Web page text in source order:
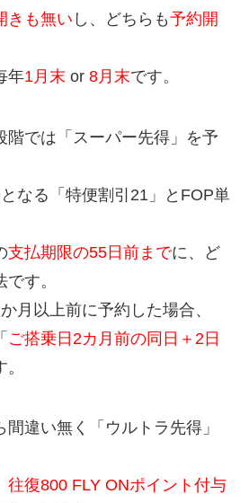
きも無い し、どちらも予約開
年1月末 or 8月末です。
階では「スーパー先得」を予
なる「特便割引21」とFOP単
支払期限の55日前までに、ど
す。
月以上前に予約した場合、
ご搭乗日2カ月前の同日＋2日
違い無く「ウルトラ先得」
往復800 FLY ONポイント付与